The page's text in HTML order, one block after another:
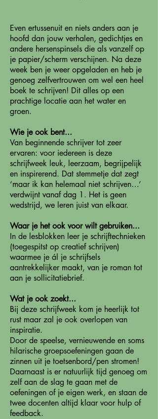
Even ertussenuit en niets anders aan je
hoofd dan jouw verhalen, gedichtjes en
andere hersenspinsels die als vanzelf op
je papier/scherm verschijnen. Na deze
week ben je weer opgeladen en heb je
genoeg zelfvertrouwen om wel een heel
boek te schrijven! Dit alles op een
prachtige locatie aan het water en
groen.
Wie je ook bent...
Van beginnende schrijver tot zeer
ervaren: voor iedereen is deze
schrijfweek leuk, leerzaam, begrijpelijk
en inspirerend. Dat stemmetje dat zegt
‘maar ik kan helemaal niet schrijven…’
verdwijnt vanaf dag 1. Het is geen
wedstrijd, we leren juist van elkaar.
Waar je het ook voor wilt gebruiken...
In de lesblokken leer je schrijftechnieken
(toegespitst op creatief schrijven)
waarmee je ál je schrijfsels
aantrekkelijker maakt, van je roman tot
aan je sollicitatiebrief.
Wat je ook zoekt...
Bij deze schrijfweek kom je heerlijk tot
rust maar zal je ook overlopen van
inspiratie.
Door de speelse, vernieuwende en soms
hilarische groepsoefeningen gaan de
zinnen uit je toetsenbord/pen stromen!
Daarnaast is er natuurlijk tijd genoeg om
zelf aan de slag te gaan met de
oefeningen of je eigen werk, en staan de
twee docenten altijd klaar voor hulp of
feedback.